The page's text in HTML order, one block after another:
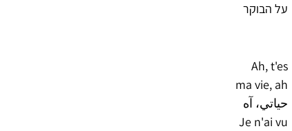
על הבוקר
Ah, t'es
ma vie, ah
حياتي، آه
Je n'ai vu